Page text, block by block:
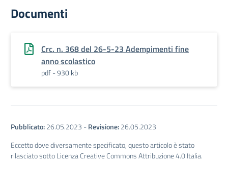
Documenti
Crc. n. 368 del 26-5-23 Adempimenti fine
anno scolastico
pdf - 930 kb
Pubblicato:26.05.2023 -Revisione:26.05.2023
Eccetto dove diversamente specificato, questo articolo è stato
rilasciato sotto Licenza Creative Commons Attribuzione 4.0 Italia.